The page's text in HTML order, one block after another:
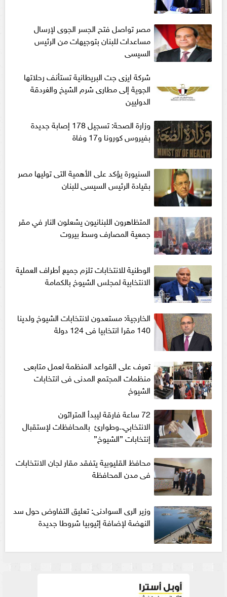
مصر تواصل فتح الجسر الجوى لإرسال
مساعدات للبنان بتوجيهات من الرئيس
السيسى
شركة ايزى جت البريطانية تستأنف رحلاتها
الجوية إلى مطارى شرم الشيخ والغردقة
الدوليين
وزارة الصحة: تسجيل 178 إصابة جديدة
بفيروس كورونا و17 وفاة
السنيورة يؤكد على الأهمية التى توليها مصر
بقيادة الرئيس السيسى للبنان
المتظاهرون اللبنانيون يشعلون النار في مقر
جمعية المصارف وسط بيروت
الوطنية للانتخابات تلزم جميع أطراف العملية
الانتخابية لمجلس الشيوخ بالكمامة
الخارجية: مستعدون لانتخابات الشيوخ ولدينا
140 مقرا انتخابيا فى 124 دولة
تعرف على القواعد المنظمة لعمل متابعى
منظمات المجتمع المدنى فى انتخابات
الشيوخ
72 ساعة فارقة ليبدأ المتراثون
الانتخابي..وطوارئ بالمحافظات لإستقبال
إنتخابات ”الشيوخ”
محافظ القليوبية يتفقد مقار لجان الانتخابات
فى مدن المحافظة
وزير الرى السوادنى: تعليق التفاوض حول سد
النهضة لإضافة إثيوبيا شروطا جديدة